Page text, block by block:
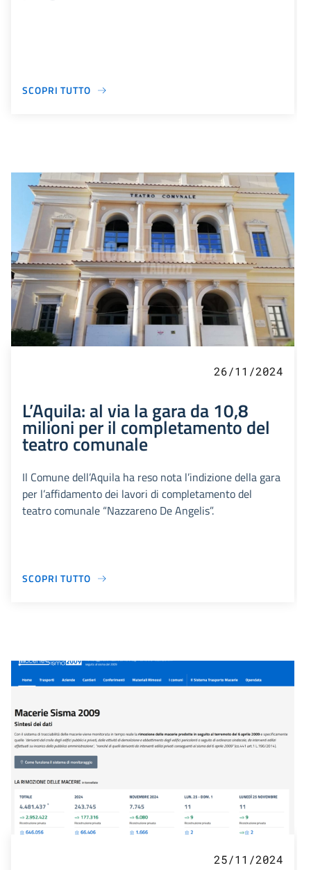
SCOPRI TUTTO
26/11/2024
L’Aquila: al via la gara da 10,8
milioni per il completamento del
teatro comunale
Il Comune dell’Aquila ha reso nota l’indizione della gara
per l’affidamento dei lavori di completamento del
teatro comunale “Nazzareno De Angelis”.
SCOPRI TUTTO
25/11/2024